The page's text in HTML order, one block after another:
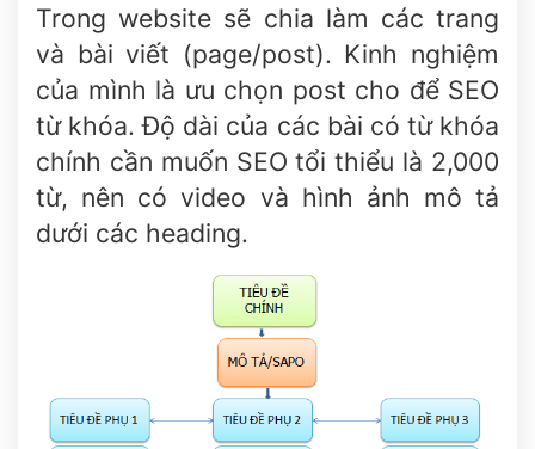
Trong website sẽ chia làm các trang
và bài viết (page/post). Kinh nghiệm
của mình là ưu chọn post cho để SEO
từ khóa. Độ dài của các bài có từ khóa
chính cần muốn SEO tổi thiểu là 2,000
từ, nên có video và hình ảnh mô tả
dưới các heading.